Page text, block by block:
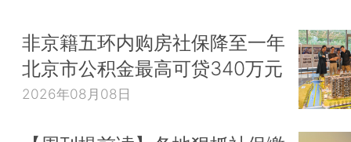
非京籍五环内购房社保降至一年
北京市公积金最高可贷340万元
2026年08月08日